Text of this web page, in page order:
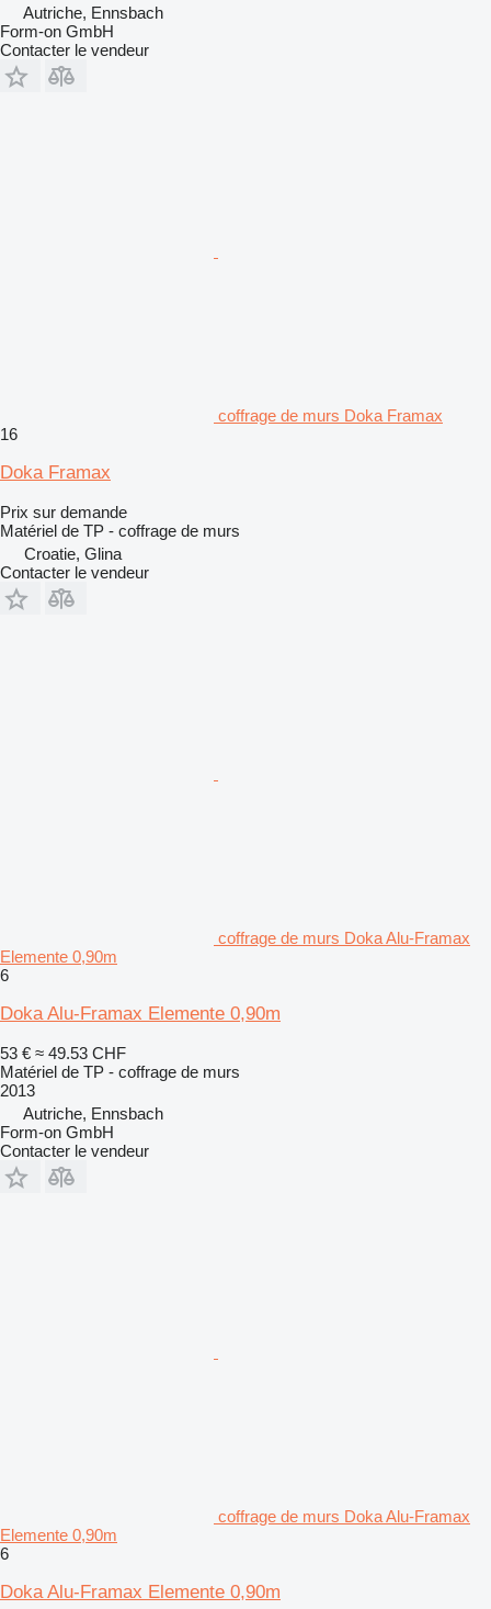
Autriche, Ennsbach
Form-on GmbH
Contacter le vendeur
coffrage de murs Doka Framax
16
Doka Framax
Prix sur demande
Matériel de TP - coffrage de murs
Croatie, Glina
Contacter le vendeur
coffrage de murs Doka Alu-Framax
Elemente 0,90m
6
Doka Alu-Framax Elemente 0,90m
53 € ≈ 49.53 CHF
Matériel de TP - coffrage de murs
2013
Autriche, Ennsbach
Form-on GmbH
Contacter le vendeur
coffrage de murs Doka Alu-Framax
Elemente 0,90m
6
Doka Alu-Framax Elemente 0,90m